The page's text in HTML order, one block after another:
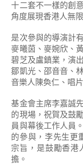
十二套不一樣的創
角度展現香港人無
是次參與的導演計
麥曦茵、麥婉欣、
碧芝及盧鎮業，演
鄒凱光、邵音音、
音樂人陳奐仁、唱
基金會主席李嘉誠
的現場，祝賀及鼓
員與幕後工作人員
的參與，李先生更
宗旨，是鼓勵香港
擔。